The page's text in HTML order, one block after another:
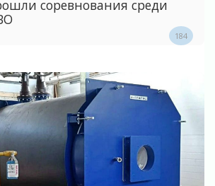
соревнования среди
184